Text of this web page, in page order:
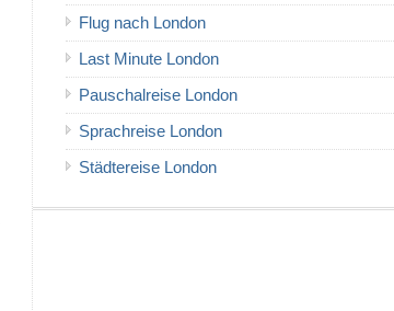
Flug nach London
Last Minute London
Pauschalreise London
Sprachreise London
Städtereise London